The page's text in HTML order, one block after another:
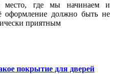
где мы начинаем и
оформление должно быть не
приятным
покрытие для дверей